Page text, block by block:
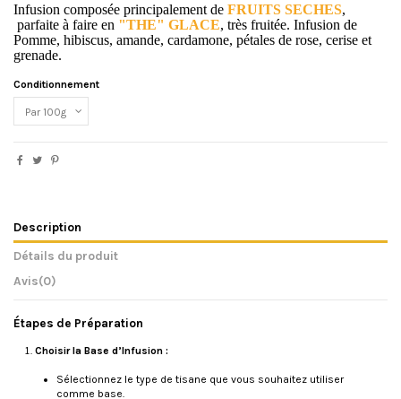
Infusion composée principalement de FRUITS SECHES,
parfaite à faire en "THE" GLACE, très fruitée. Infusion de
Pomme, hibiscus, amande, cardamone, pétales de rose, cerise et
grenade.
Conditionnement
Description
Détails du produit
Avis(0)
Étapes de Préparation
Choisir la Base d’Infusion :
Sélectionnez le type de tisane que vous souhaitez utiliser
comme base.